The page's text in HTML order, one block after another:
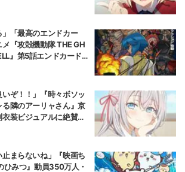
」「最高のエンドカー
メ『攻殻機動隊 THE GH
』第5話エンドカード公
いぞ！！」『時々ボソッ
る隣のアーリャさん』京
装ビジュアルに絶賛の
止まらないね」『映画ち
ひみつ』動員350万人・